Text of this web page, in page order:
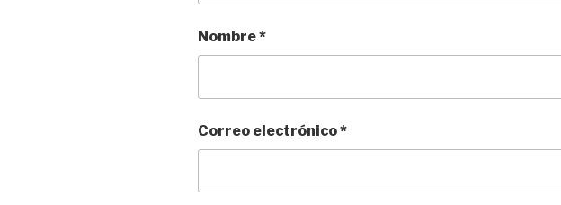
Nombre*
Correo electrónico*